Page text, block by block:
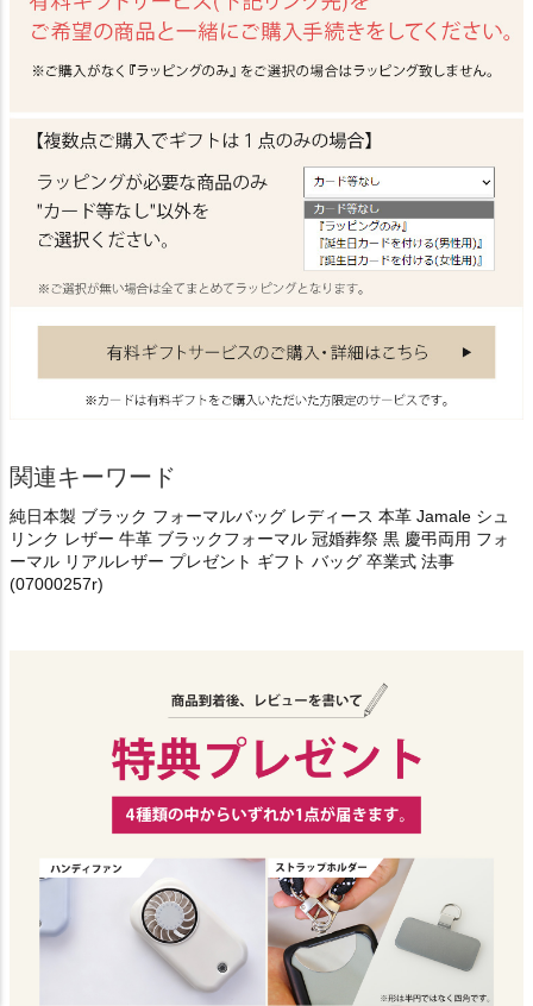
関連キーワード
純日本製 ブラック フォーマルバッグ レディース 本革 Jamale シュ
リンク レザー 牛革 ブラックフォーマル 冠婚葬祭 黒 慶弔両用 フォ
ーマル リアルレザー プレゼント ギフト バッグ 卒業式 法事
(07000257r)